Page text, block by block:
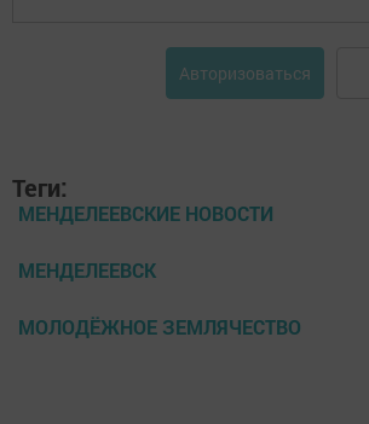
Авторизоваться
Теги:
МЕНДЕЛЕЕВСКИЕ НОВОСТИ
МЕНДЕЛЕЕВСК
МОЛОДЁЖНОЕ ЗЕМЛЯЧЕСТВО